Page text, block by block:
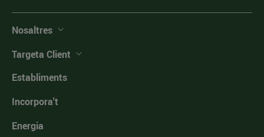
Nosaltres
Targeta Client
Establiments
Incorpora't
Energia